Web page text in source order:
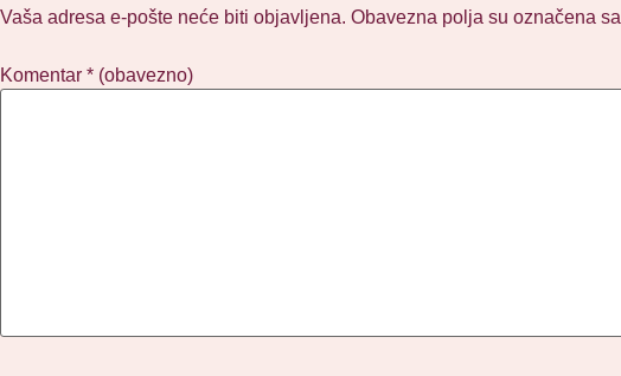
Vaša adresa e-pošte neće biti objavljena. Obavezna polja su označena sa
Komentar * (obavezno)